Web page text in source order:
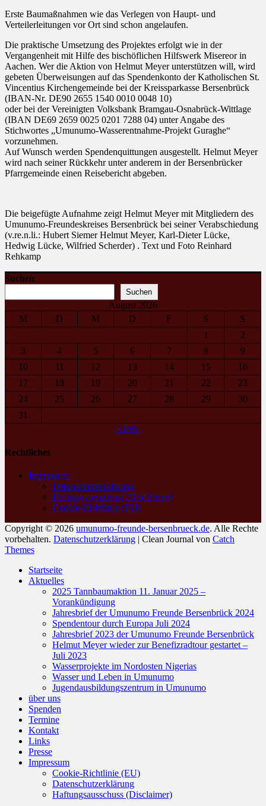
Erste Baumaßnahmen wie das Verlegen von Haupt- und
Verteilerleitungen vor Ort sind schon angelaufen.
Die praktische Umsetzung des Projektes erfolgt wie in der
Vergangenheit mit Hilfe des bischöflichen Hilfswerk Misereor in
Aachen. Wer die Aktion von Helmut Meyer unterstützen will, wird
gebeten Überweisungen auf das Spendenkonto der Katholischen St.
Vincentius Kirchengemeinde bei der Kreissparkasse Bersenbrück
(IBAN-Nr. DE90 2655 1540 0010 0048 10)
oder bei der Vereinigten Volksbank Bramgau-Osnabrück-Wittlage
(IBAN DE69 2659 0025 0201 7288 04) unter Angabe des
Stichwortes „Umunumo-Wasserentnahme-Projekt Guraghe“
vorzunehmen.
Auf Wunsch werden Spendenquittungen ausgestellt. Helmut Meyer
wird nach seiner Rückkehr unter anderem in der Bersenbrücker
Pfarrgemeinde einen Reisebericht abgeben.
Die beigefügte Aufnahme zeigt Helmut Meyer mit Mitgliedern des
Umunumo-Freundeskreises Bersenbrück bei seiner Verabschiedung
(v.re.n.li.: Hubert Siemer Helmut Meyer, Karl-Dieter Lücke,
Hedwig Lücke, Wilfried Scherder) . Text und Foto Reinhard
Rehkamp
Suchen
Suchen
August 2026
M
D M D F S
S
1
2
3
4 5 6 7 8
9
10
11 12 13 14 15
16
17
18 19 20 21 22
23
24
25 26 27 28 29
30
31
« Feb.
Rechtliches
Impressum
Datenschutzerklärung
Haftungsausschuss (Disclaimer)
Cookie-Richtlinie (EU)
Copyright © 2026 umunumo-freunde-bersenbrueck.de. Alle Rechte
vorbehalten. Datenschutzerklärung | Clean Journal von Catch
Themes
oben
scrollen
Startseite
Aktuelles
2025 Tannbaumaktion 11. Januar 2025 –
Vorankündigung
Jahresbrief der Umunumo Freunde Bersenbrück 2024
Spendentour durch Europa Juli 2024
Jahresbrief 2023 der Umunumo Freunde Bersenbrück
Helmut Meyer wieder zur Benefizradtour gestartet –
Juli 2023
Wasserprojekte im Nordosten Nigerias
Wasser und Leben in Umunumo
Jugendausbildungszentrum in Umunumo
über uns
Spenden
Termine
Kontakt
Links
Presse
Impressum
Cookie-Richtlinie (EU)
Datenschutzerklärung
Haftungsausschuss (Disclaimer)